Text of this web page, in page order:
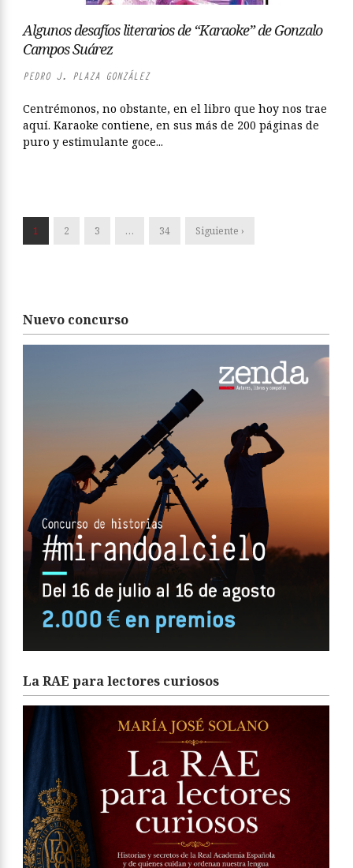
Algunos desafíos literarios de “Karaoke” de Gonzalo
Campos Suárez
PEDRO J. PLAZA GONZÁLEZ
Centrémonos, no obstante, en el libro que hoy nos trae
aquí. Karaoke contiene, en sus más de 200 páginas de
puro y estimulante goce...
1 2 3 … 34 Siguiente ›
Nuevo concurso
La RAE para lectores curiosos